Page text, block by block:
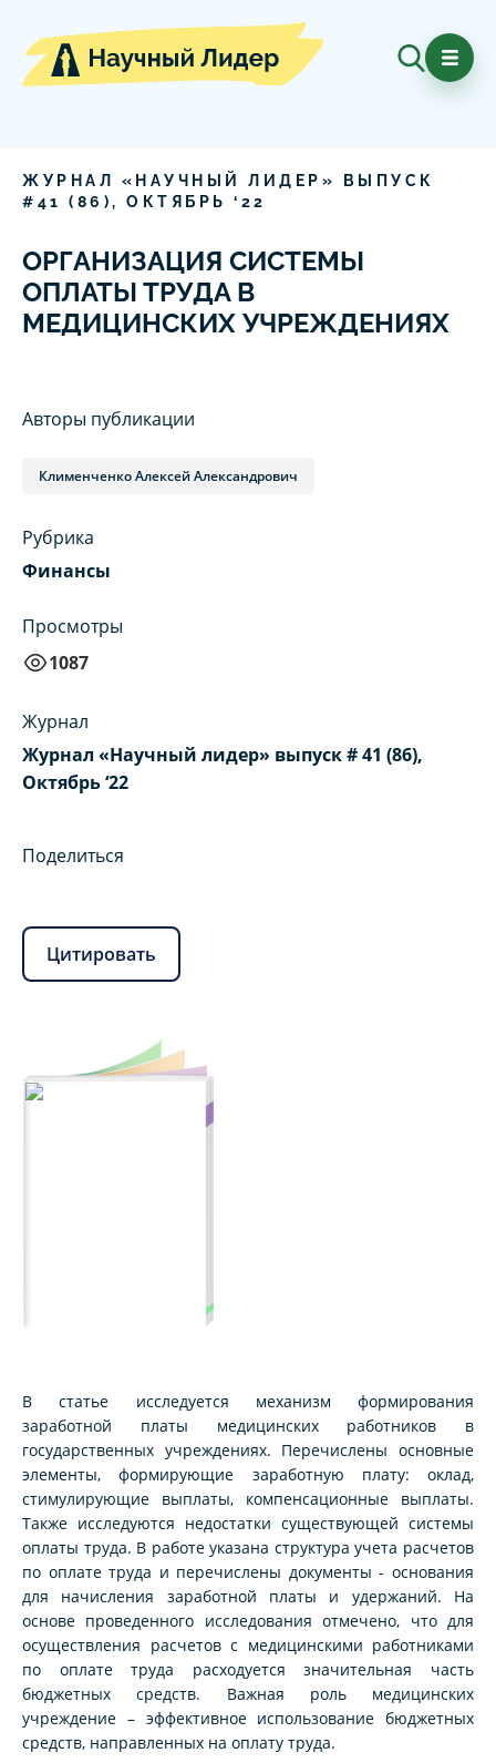
ЖУРНАЛ «НАУЧНЫЙ ЛИДЕР» ВЫПУСК
# 41 ( 86 ), ОКТЯБРЬ ‘ 22
ОРГАНИЗАЦИЯ СИСТЕМЫ
ОПЛАТЫ ТРУДА В
МЕДИЦИНСКИХ УЧРЕЖДЕНИЯХ
Авторы публикации
Клименченко Алексей Александрович
Рубрика
Финансы
Просмотры
1087
Журнал
Журнал «Научный лидер» выпуск # 41 (86),
Октябрь ‘22
Поделиться
Цитировать
В статье исследуется механизм формирования
заработной платы медицинских работников в
государственных учреждениях. Перечислены основные
элементы, формирующие заработную плату: оклад,
стимулирующие выплаты, компенсационные выплаты.
Также исследуются недостатки существующей системы
оплаты труда. В работе указана структура учета расчетов
по оплате труда и перечислены документы - основания
для начисления заработной платы и удержаний. На
основе проведенного исследования отмечено, что для
осуществления расчетов с медицинскими работниками
по оплате труда расходуется значительная часть
бюджетных средств. Важная роль медицинских
учреждение – эффективное использование бюджетных
средств, направленных на оплату труда.